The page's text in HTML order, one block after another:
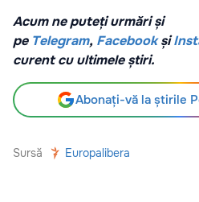
Acum ne puteți urmări și
pe Telegram, Facebook și
curent cu ultimele știri.
Abonați-vă la știrile
Sursă Europalibera